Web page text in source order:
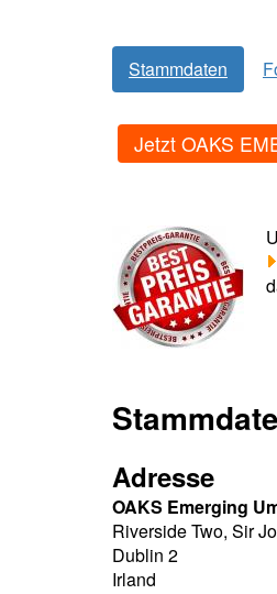
Stammdaten
Jetzt OAKS
Adresse
OAKS Emerging
Riverside Two, Sir
Dublin 2
Irland